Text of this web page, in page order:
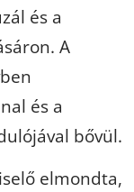
és a
A
és a
bővül.
elmondta,